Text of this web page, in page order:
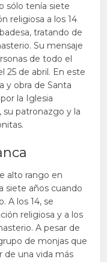
sólo tenía siete
religiosa a los 14
tratando de
Su mensaje
de todo el
25 de abril. En este
y obra de Santa
la Iglesia
su patronazgo y la
alto rango en
siete años cuando
A los 14, se
religiosa y a los
A pesar de
de monjas que
de una vida más